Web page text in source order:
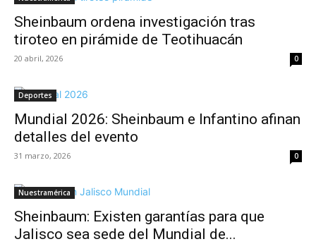
Sheinbaum ordena investigación tras
tiroteo en pirámide de Teotihuacán
20 abril, 2026 0
Deportes
Mundial 2026: Sheinbaum e Infantino afinan
detalles del evento
31 marzo, 2026 0
Nuestramérica
Sheinbaum: Existen garantías para que
Jalisco sea sede del Mundial de...